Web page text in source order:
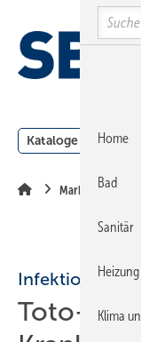
Hauptinhalt
Hauptmenü
SiteSearch
Kataloge
Markt + Trends
Toto-
Search
Home
Bad
Sanitär
Heizung
Klima